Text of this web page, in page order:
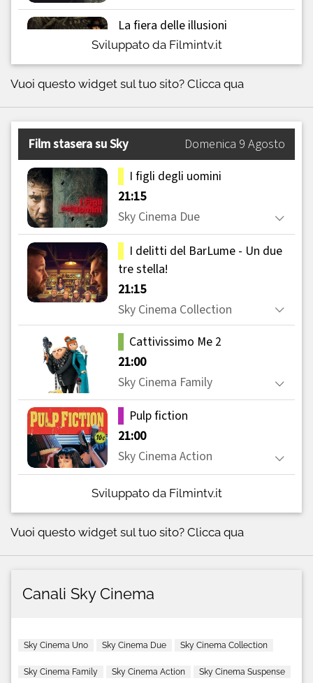
Sviluppato da Filmintv.it
Vuoi questo widget sul tuo sito? Clicca qua
Sviluppato da Filmintv.it
Vuoi questo widget sul tuo sito? Clicca qua
Canali Sky Cinema
Sky Cinema Uno Sky Cinema Due Sky Cinema Collection
Sky Cinema Family Sky Cinema Action Sky Cinema Suspense